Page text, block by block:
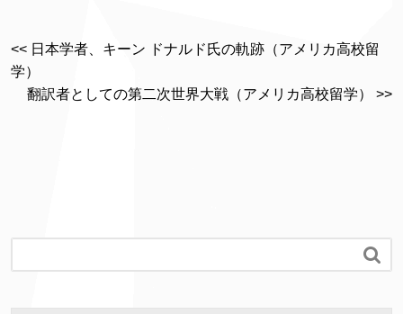
<< 日本学者、キーン ドナルド氏の軌跡（アメリカ高校留
学）
翻訳者としての第二次世界大戦（アメリカ高校留学） >>
